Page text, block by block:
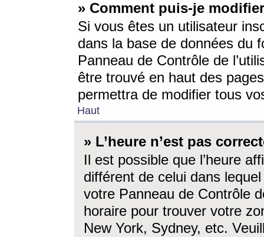
» Comment puis-je
Si vous êtes un utilisateur
dans la base de données du
Panneau de Contrôle de
être trouvé en haut des
permettra de modifier tous
Haut
» L’heure n’est pas
Il est possible que l’heure
différent de celui dans
votre Panneau de Contrôle
horaire pour trouver votre
New York, Sydney, etc.